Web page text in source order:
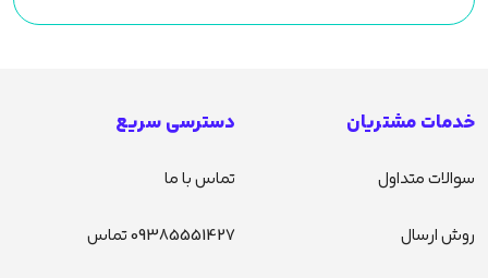
خدمات مشتریان
سوالات متداول
روش ارسال
دسترسی سریع
تماس با ما
09385551427 تماس